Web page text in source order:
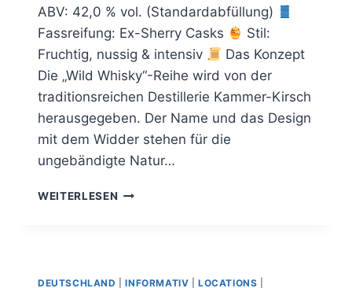
ABV: 42,0 % vol. (Standardabfüllung)
Fassreifung: Ex-Sherry Casks
Stil:
Fruchtig, nussig & intensiv
Das Konzept
Die „Wild Whisky“-Reihe wird von der
traditionsreichen Destillerie Kammer-Kirsch
herausgegeben. Der Name und das Design
mit dem Widder stehen für die
ungebändigte Natur…
WEITERLESEN WILD
DEUTSCHLAND |INFORMATIV |LOCATIONS